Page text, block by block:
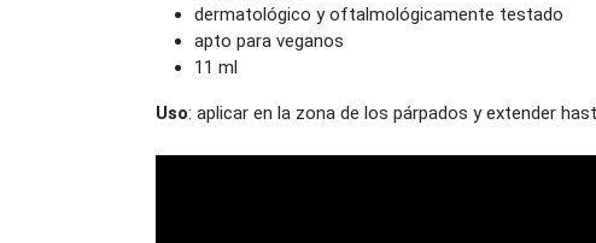
dermatológico y oftalmológicamente testado
apto para veganos
11 ml
Uso: aplicar en la zona de los párpados y extender